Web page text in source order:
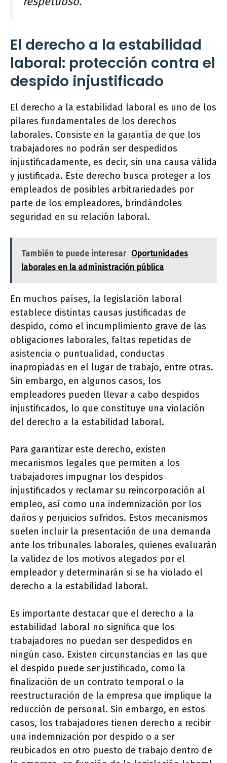
El derecho a la estabilidad
laboral: protección contra el
despido injustificado
El derecho a la estabilidad laboral es uno de los
pilares fundamentales de los derechos
laborales. Consiste en la garantía de que los
trabajadores no podrán ser despedidos
injustificadamente, es decir, sin una causa válida
y justificada. Este derecho busca proteger a los
empleados de posibles arbitrariedades por
parte de los empleadores, brindándoles
seguridad en su relación laboral.
También te puede interesar Oportunidades
laborales en la administración pública
En muchos países, la legislación laboral
establece distintas causas justificadas de
despido, como el incumplimiento grave de las
obligaciones laborales, faltas repetidas de
asistencia o puntualidad, conductas
inapropiadas en el lugar de trabajo, entre otras.
Sin embargo, en algunos casos, los
empleadores pueden llevar a cabo despidos
injustificados, lo que constituye una violación
del derecho a la estabilidad laboral.
Para garantizar este derecho, existen
mecanismos legales que permiten a los
trabajadores impugnar los despidos
injustificados y reclamar su reincorporación al
empleo, así como una indemnización por los
daños y perjuicios sufridos. Estos mecanismos
suelen incluir la presentación de una demanda
ante los tribunales laborales, quienes evaluarán
la validez de los motivos alegados por el
empleador y determinarán si se ha violado el
derecho a la estabilidad laboral.
Es importante destacar que el derecho a la
estabilidad laboral no significa que los
trabajadores no puedan ser despedidos en
ningún caso. Existen circunstancias en las que
el despido puede ser justificado, como la
finalización de un contrato temporal o la
reestructuración de la empresa que implique la
reducción de personal. Sin embargo, en estos
casos, los trabajadores tienen derecho a recibir
una indemnización por despido o a ser
reubicados en otro puesto de trabajo dentro de